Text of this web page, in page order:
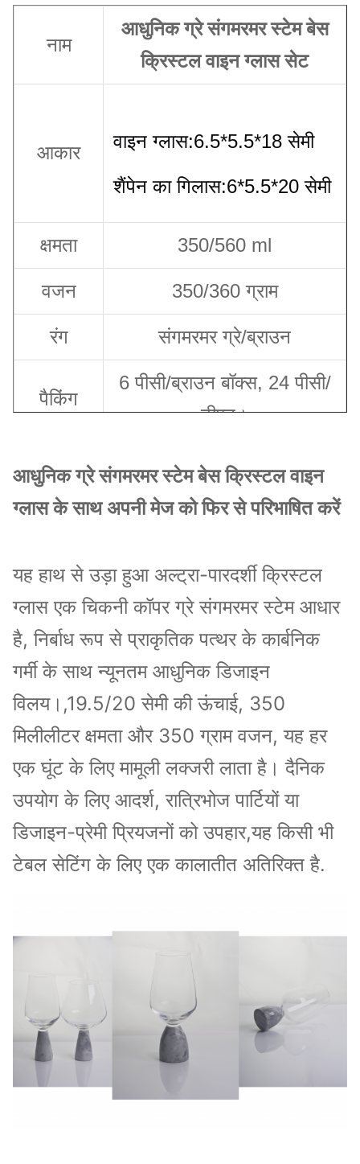
नाम
आधुनिक ग्रे संगमरमर स्टेम बेस
क्रिस्टल वाइन ग्लास सेट
आकार
वाइन ग्लास:6.5*5.5*18 सेमी
शैंपेन का गिलास:6*5.5*20 सेमी
क्षमता 350/560 ml
वजन 350/360 ग्राम
रंग संगमरमर ग्रे/ब्राउन
पैकिंग
6 पीसी/ब्राउन बॉक्स, 24 पीसी/
टीएन।
एमओक्यू
1000, अगर यह स्टॉक में है,
MOQ 500pcs होगा।
आधुनिक ग्रे संगमरमर स्टेम बेस क्रिस्टल वाइन
ग्लास के साथ अपनी मेज को फिर से परिभाषित करें
यह हाथ से उड़ा हुआ अल्ट्रा-पारदर्शी क्रिस्टल
ग्लास एक चिकनी कॉपर ग्रे संगमरमर स्टेम आधार
है, निर्बाध रूप से प्राकृतिक पत्थर के कार्बनिक
गर्मी के साथ न्यूनतम आधुनिक डिजाइन
विलय।,19.5/20 सेमी की ऊंचाई, 350
मिलीलीटर क्षमता और 350 ग्राम वजन, यह हर
एक घूंट के लिए मामूली लक्जरी लाता है। दैनिक
उपयोग के लिए आदर्श, रात्रिभोज पार्टियों या
डिजाइन-प्रेमी प्रियजनों को उपहार,यह किसी भी
टेबल सेटिंग के लिए एक कालातीत अतिरिक्त है.